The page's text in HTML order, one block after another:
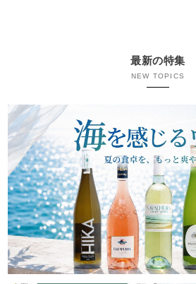
最新の特集
NEW TOPICS